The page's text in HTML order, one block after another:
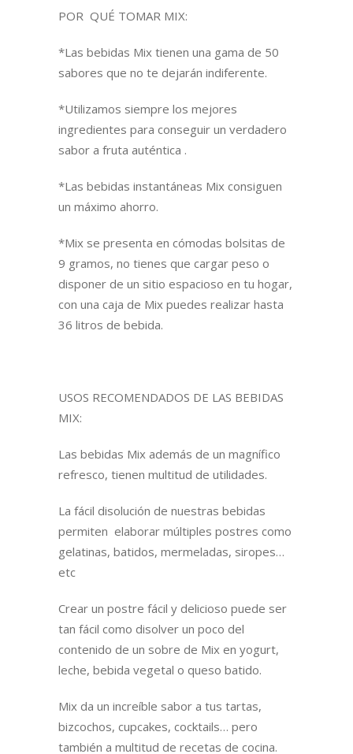
POR QUÉ TOMAR MIX:
*Las bebidas Mix tienen una gama de 50
sabores que no te dejarán indiferente.
*Utilizamos siempre los mejores
ingredientes para conseguir un verdadero
sabor a fruta auténtica .
*Las bebidas instantáneas Mix consiguen
un máximo ahorro.
*Mix se presenta en cómodas bolsitas de
9 gramos, no tienes que cargar peso o
disponer de un sitio espacioso en tu hogar,
con una caja de Mix puedes realizar hasta
36 litros de bebida.
USOS RECOMENDADOS DE LAS BEBIDAS
MIX:
Las bebidas Mix además de un magnífico
refresco, tienen multitud de utilidades.
La fácil disolución de nuestras bebidas
permiten elaborar múltiples postres como
gelatinas, batidos, mermeladas, siropes…
etc
Crear un postre fácil y delicioso puede ser
tan fácil como disolver un poco del
contenido de un sobre de Mix en yogurt,
leche, bebida vegetal o queso batido.
Mix da un increíble sabor a tus tartas,
bizcochos, cupcakes, cocktails… pero
también a multitud de recetas de cocina.